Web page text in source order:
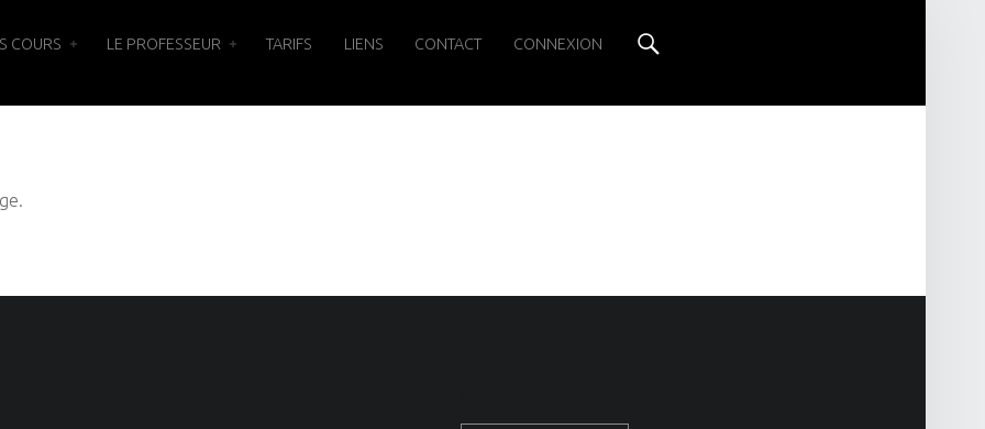
COURS LE PROFESSEUR TARIFS LIENS CONTACT CONNEXION